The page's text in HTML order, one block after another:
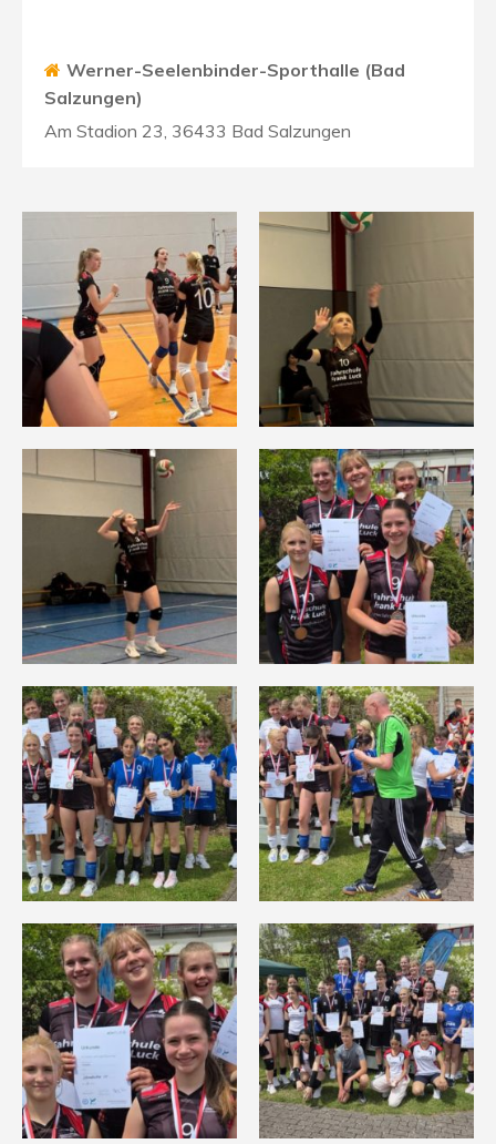
Werner-Seelenbinder-Sporthalle (Bad
Salzungen)
Am Stadion 23, 36433 Bad Salzungen